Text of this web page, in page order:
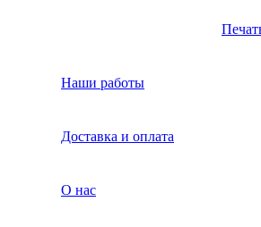
Наши работы
Доставка и оплата
О нас